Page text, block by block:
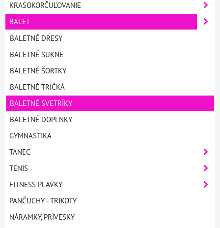
KRASOKORČUĽOVANIE
BALET
BALETNÉ DRESY
BALETNÉ SUKNE
BALETNÉ ŠORTKY
BALETNÉ TRIČKÁ
BALETNÉ SVETRÍKY
BALETNÉ DOPLNKY
GYMNASTIKA
TANEC
TENIS
FITNESS PLAVKY
PANČUCHY - TRIKOTY
NÁRAMKY, PRÍVESKY